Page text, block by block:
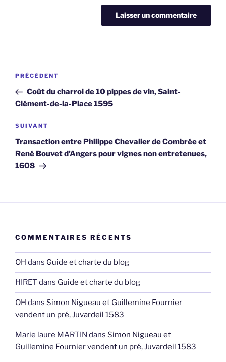
Navigation
l’article
Article
précédent
PRÉCÉDENT
Coût du charroi de 10 pippes de vin, Saint-
Clément-de-la-Place 1595
Article
suivant
SUIVANT
Transaction entre Philippe Chevalier de Combrée et
René Bouvet d’Angers pour vignes non entretenues,
1608
COMMENTAIRES RÉCENTS
OH dans Guide et charte du blog
HIRET dans Guide et charte du blog
OH dans Simon Nigueau et Guillemine Fournier
vendent un pré, Juvardeil 1583
Marie laure MARTIN dans Simon Nigueau et
Guillemine Fournier vendent un pré, Juvardeil 1583